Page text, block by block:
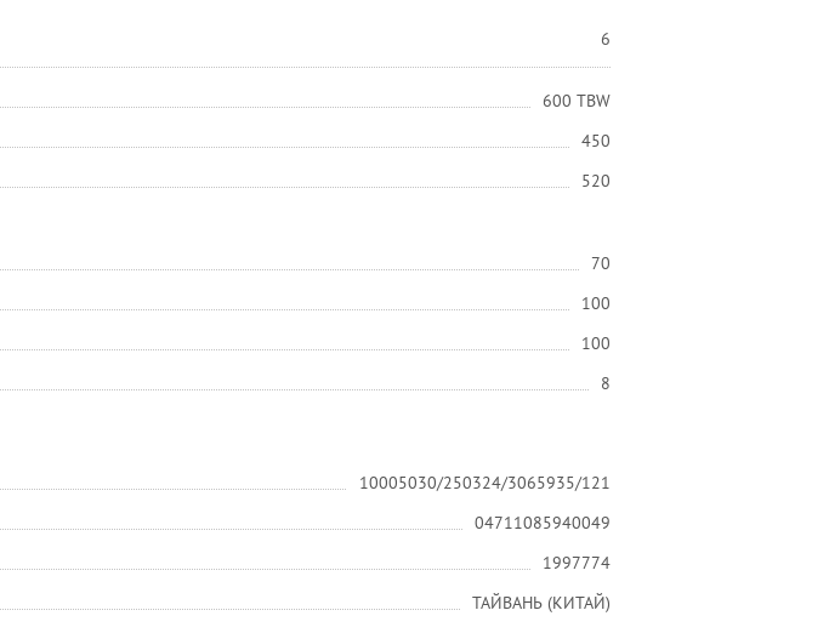
6
600 TBW
450
520
70
100
100
8
10005030/250324/3065935/121
04711085940049
1997774
ТАЙВАНЬ (КИТАЙ)